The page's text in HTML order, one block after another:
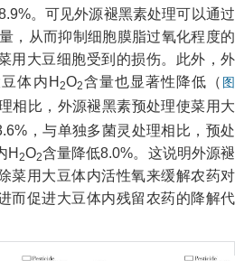
。可见外源褪黑素处理可以通过
，从而抑制细胞膜脂过氧化程度的
用大豆细胞受到的损伤。此外，外
体内H 2O2含量也显著性降低（ 图
相比，外源褪黑素预处理使菜用大
，与单独多菌灵处理相比，预处
H 2O2含量降低8.0%。这说明外源褪
菜用大豆体内活性氧来缓解农药对
而促进大豆体内残留农药的降解代